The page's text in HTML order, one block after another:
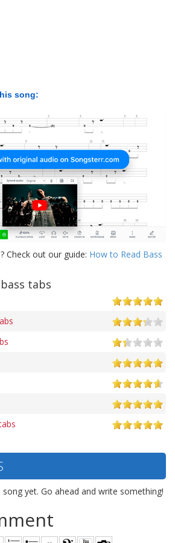
song:
Check out our guide: How to Read Bass
tabs
yet. Go ahead and write something!